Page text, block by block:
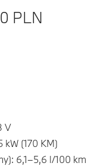
PLN
V
(170 KM)
6,1–5,6 l/100 km